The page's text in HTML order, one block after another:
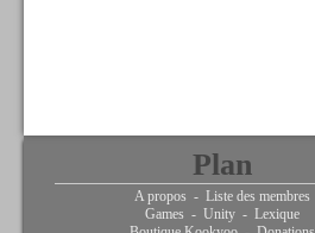
Plan
A propos - Liste des membres
Games - Unity - Lexique